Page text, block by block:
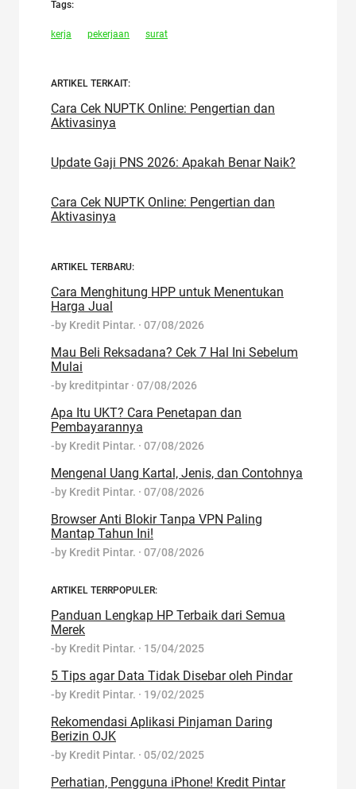
Tags:
kerja pekerjaan surat
ARTIKEL TERKAIT:
Cara Cek NUPTK Online: Pengertian dan
Aktivasinya
Update Gaji PNS 2026: Apakah Benar Naik?
Cara Cek NUPTK Online: Pengertian dan
Aktivasinya
ARTIKEL TERBARU:
Cara Menghitung HPP untuk Menentukan
Harga Jual
-by Kredit Pintar. · 07/08/2026
Mau Beli Reksadana? Cek 7 Hal Ini Sebelum
Mulai
-by kreditpintar · 07/08/2026
Apa Itu UKT? Cara Penetapan dan
Pembayarannya
-by Kredit Pintar. · 07/08/2026
Mengenal Uang Kartal, Jenis, dan Contohnya
-by Kredit Pintar. · 07/08/2026
Browser Anti Blokir Tanpa VPN Paling
Mantap Tahun Ini!
-by Kredit Pintar. · 07/08/2026
ARTIKEL TERRPOPULER:
Panduan Lengkap HP Terbaik dari Semua
Merek
-by Kredit Pintar. · 15/04/2025
5 Tips agar Data Tidak Disebar oleh Pindar
-by Kredit Pintar. · 19/02/2025
Rekomendasi Aplikasi Pinjaman Daring
Berizin OJK
-by Kredit Pintar. · 05/02/2025
Perhatian, Pengguna iPhone! Kredit Pintar